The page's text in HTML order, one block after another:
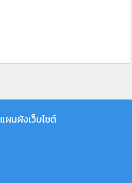
แผนผังเว็บไซต์